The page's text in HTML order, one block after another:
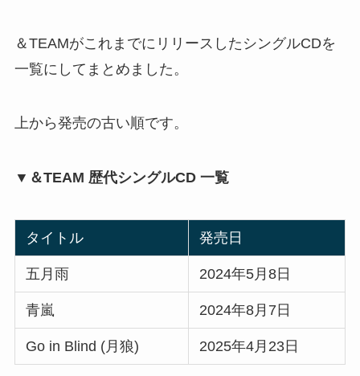
＆TEAMがこれまでにリリースしたシングルCDを
一覧にしてまとめました。
上から発売の古い順です。
▼＆TEAM 歴代シングルCD 一覧
タイトル 発売日
五月雨 2024年5月8日
青嵐 2024年8月7日
Go in Blind (月狼) 2025年4月23日